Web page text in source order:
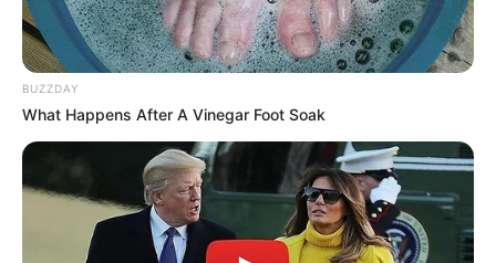
BUZZDAY
What Happens After A Vinegar Foot Soak